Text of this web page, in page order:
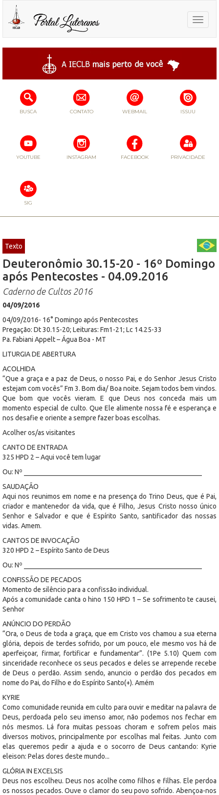
Toggle
BUSCA CONTATO WEBMAIL ISSUU
YOUTUBE INSTAGRAM FACEBOOK PRIVACIDADE
SIG
Texto
Deuteronômio 30.15-20 - 16º Domingo
após Pentecostes - 04.09.2016
Caderno de Cultos 2016
04/09/2016
04/09/2016- 16° Domingo após Pentecostes
Pregação: Dt 30.15-20; Leituras: Fm1-21; Lc 14.25-33
Pa. Fabiani Appelt – Água Boa - MT
LITURGIA DE ABERTURA
ACOLHIDA
“Que a graça e a paz de Deus, o nosso Pai, e do Senhor Jesus Cristo
estejam com vocês” Fm 3. Bom dia/ Boa noite. Sejam todos bem vindos.
Que bom que vocês vieram. E que Deus nos conceda mais um
momento especial de culto. Que Ele alimente nossa fé e esperança e
nos desafie e oriente a sempre fazer boas escolhas.
Acolher os/as visitantes
CANTO DE ENTRADA
325 HPD 2 – Aqui você tem lugar
Ou: Nº ____________________________________________________
SAUDAÇÃO
Aqui nos reunimos em nome e na presença do Trino Deus, que é Pai,
criador e mantenedor da vida, que é Filho, Jesus Cristo nosso único
Senhor e Salvador e que é Espírito Santo, santificador das nossas
vidas. Amem.
CANTOS DE INVOCAÇÃO
320 HPD 2 – Espírito Santo de Deus
Ou: Nº ____________________________________________________
CONFISSÃO DE PECADOS
Momento de silêncio para a confissão individual.
Após a comunidade canta o hino 150 HPD 1 – Se sofrimento te causei,
Senhor
ANÚNCIO DO PERDÃO
“Ora, o Deus de toda a graça, que em Cristo vos chamou a sua eterna
glória, depois de terdes sofrido, por um pouco, ele mesmo vos há de
aperfeiçoar, firmar, fortificar e fundamentar”. (1Pe 5.10) Quem com
sinceridade reconhece os seus pecados e deles se arrepende recebe
de Deus o perdão. Assim sendo, anuncio o perdão dos pecados em
nome do Pai, do Filho e do Espírito Santo(+). Amém
KYRIE
Como comunidade reunida em culto para ouvir e meditar na palavra de
Deus, perdoada pelo seu imenso amor, não podemos nos fechar em
nós mesmos. Lá fora muitas pessoas choram e sofrem pelos mais
diversos motivos, principalmente por escolhas mal feitas. Junto com
elas queremos pedir a ajuda e o socorro de Deus cantando: Kyrie
eleison: Pelas dores deste mundo...
GLÓRIA IN EXCELSIS
Deus nos escolheu. Deus nos acolhe como filhos e filhas. Ele perdoa
os nossos pecados. Ouve o clamor do seu povo sofrido. Abençoa-nos